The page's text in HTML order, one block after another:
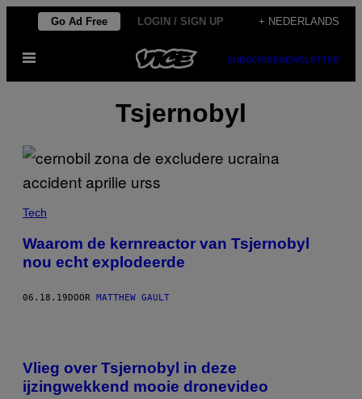
de
Go Ad Free LOGIN / SIGN UP + NEDERLANDS
Open
SUBSCRIBENEWSLETTER
Tsjernobyl
Tech
Waarom de kernreactor van Tsjernobyl
nou echt explodeerde
06.18.19 DOOR MATTHEW GAULT
Vlieg over Tsjernobyl in deze
ijzingwekkend mooie dronevideo